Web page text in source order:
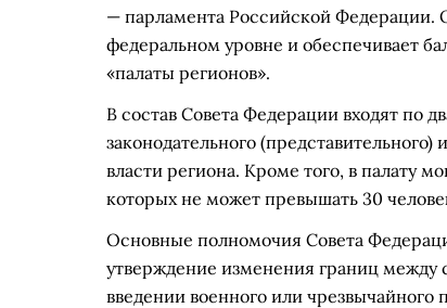
— парламента Российской Федерации.
федеральном уровне и обеспечивает
«палаты регионов».
В состав Совета Федерации входят по
законодательного
власти региона. Кроме того, в палату
которых не может превышать 30
Основные полномочия Совета
утверждение изменения границ между
введении военного или